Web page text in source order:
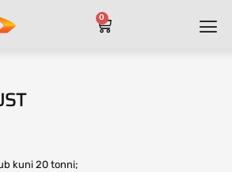
0
kuni 20 tonni;